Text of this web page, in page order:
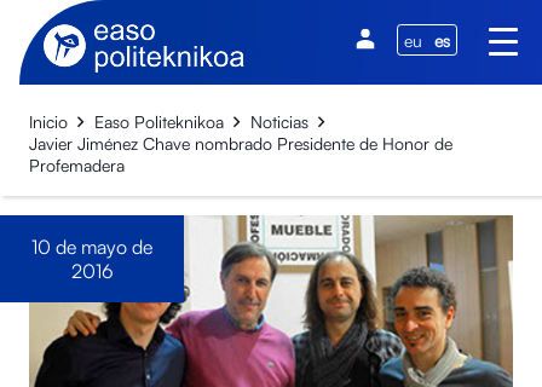
eu es
Inicio Easo Politeknikoa
Noticias
Javier Jiménez Chave nombrado Presidente de Honor de
Profemadera
10 de mayo de
2016